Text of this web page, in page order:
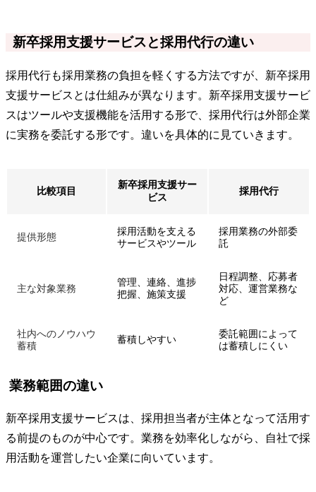
新卒採用支援サービスと採用代行の違い
採用代行も採用業務の負担を軽くする方法ですが、新卒採用
支援サービスとは仕組みが異なります。新卒採用支援サービ
スはツールや支援機能を活用する形で、採用代行は外部企業
に実務を委託する形です。違いを具体的に見ていきます。
比較項目
新卒採用支援サー
ビス
採用代行
提供形態
採用活動を支える
サービスやツール
採用業務の外部委
託
主な対象業務
管理、連絡、進捗
把握、施策支援
日程調整、応募者
対応、運営業務な
ど
社内へのノウハウ
蓄積
蓄積しやすい
委託範囲によって
は蓄積しにくい
業務範囲の違い
新卒採用支援サービスは、採用担当者が主体となって活用す
る前提のものが中心です。業務を効率化しながら、自社で採
用活動を運営したい企業に向いています。